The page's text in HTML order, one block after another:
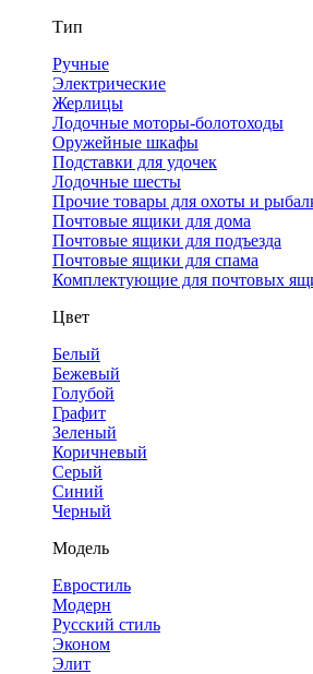
Тип
Ручные
Электрические
Жерлицы
Лодочные моторы-болотоходы
Оружейные шкафы
Подставки для удочек
Лодочные шесты
Прочие товары для охоты и
Почтовые ящики для дома
Почтовые ящики для подъезда
Почтовые ящики для спама
Комплектующие для почтовых
Цвет
Белый
Бежевый
Голубой
Графит
Зеленый
Коричневый
Серый
Синий
Черный
Модель
Евростиль
Модерн
Русский стиль
Эконом
Элит